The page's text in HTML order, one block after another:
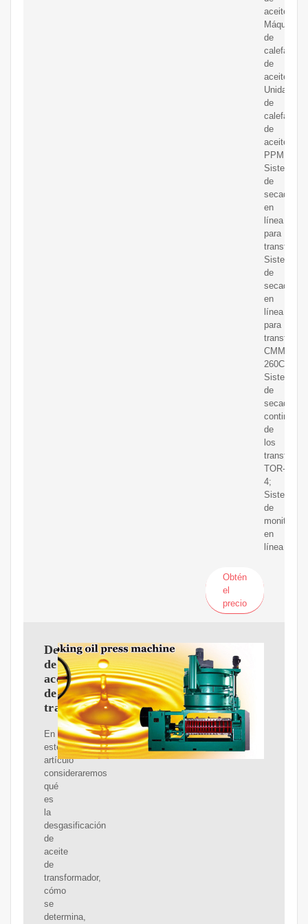
aceite;
Máquina
de
de
aceite.
Unidad
de
de
aceite
PPM;
Sistema
de
secado
en
línea
para
Sistema
de
secado
en
línea
para
CMM-
260C;
Sistema
de
secado
continuo
de
los
TOR-
4;
Sistemas
de
monitoreo
en
línea
Obtén
el
precio
Desgasificación
de
aceite
de
transformador
En
este
artículo
consideraremos
qué
es
la
desgasificación
de
aceite
de
transformador,
cómo
se
determina,